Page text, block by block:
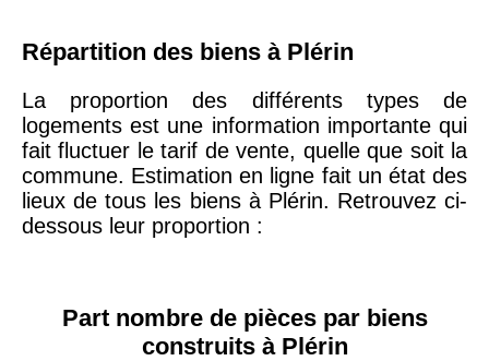
75013 -Paris
13ème
arrondissement
10 073 € 11 085 €
1 404 € 2 013 €
Répartition des biens à Plérin
La proportion des différents types de
logements est une information importante qui
fait fluctuer le tarif de vente, quelle que soit la
commune. Estimation en ligne fait un état des
lieux de tous les biens à Plérin. Retrouvez ci-
dessous leur proportion :
Part nombre de pièces par biens
construits à Plérin